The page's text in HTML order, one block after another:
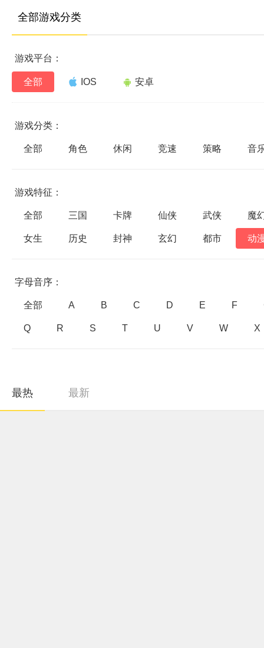
全部游戏分类
游戏平台：
全部 IOS 安卓
游戏分类：
全部 角色 休闲 竞速 策略 音
游戏特征：
全部 三国 卡牌 仙侠 武侠 魔
女生 历史 封神 玄幻 都市 动
字母音序：
全部 A B C D E F
Q R S T U V W X
最热 最新